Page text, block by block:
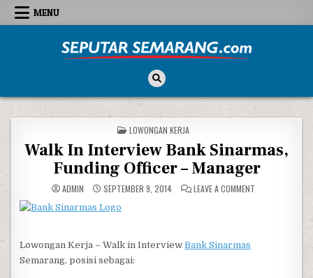
Skip to content
MENU
POSTED IN
LOWONGAN KERJA
Walk In Interview Bank Sinarmas,
Funding Officer – Manager
ADMIN SEPTEMBER 9, 2014 LEAVE A COMMENTON WALK IN
Lowongan Kerja – Walk in InterviewBank Sinarmas
Semarang, posisi sebagai: